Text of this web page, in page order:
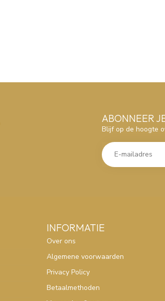
ABONNEER
Blijf op de hoogte
INFORMATIE
Over ons
Algemene voorwaarden
Privacy Policy
Betaalmethoden